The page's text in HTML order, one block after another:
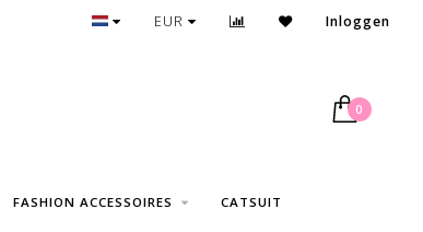
30 DAGEN RETOUR
EUR Inloggen
0
FASHION ACCESSOIRES CATSUIT